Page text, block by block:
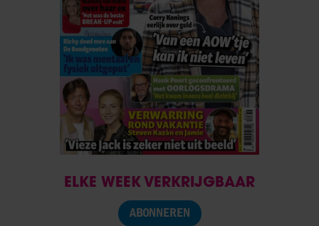
ELKE WEEK VERKRIJGBAAR
ABONNEREN